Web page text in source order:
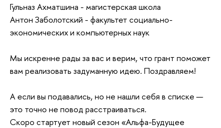
Гульназ Ахматшина - магистерская школа
Антон Заболотский - факультет социально-
экономических и компьютерных наук
Мы искренне рады за вас и верим, что грант поможет
вам реализовать задуманную идею. Поздравляем!
А если вы подавались, но не нашли себя в списке —
это точно не повод расстраиваться.
Скоро стартует новый сезон «Альфа-Будущее